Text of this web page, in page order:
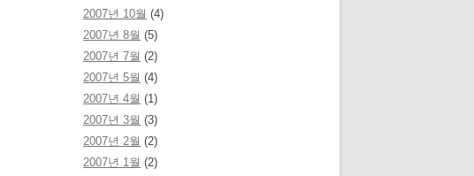
2007년 10월 (4)
2007년 8월 (5)
2007년 7월 (2)
2007년 5월 (4)
2007년 4월 (1)
2007년 3월 (3)
2007년 2월 (2)
2007년 1월 (2)